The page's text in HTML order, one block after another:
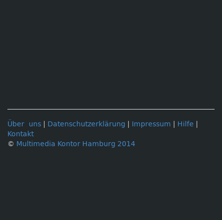
Über uns Datenschutzerklärung Impressum Hilfe
Kontakt
© Multimedia Kontor Hamburg 2014